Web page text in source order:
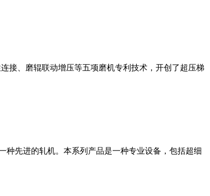
接、磨辊联动增压等五项磨机专利技术，开创了超压梯
种先进的轧机。本系列产品是一种专业设备，包括超细